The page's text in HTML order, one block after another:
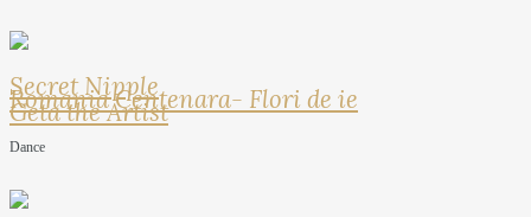
Secret Nipple
Romania Centenara- Flori de ie
Geta the Artist
Dance